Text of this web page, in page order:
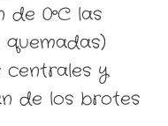
0ºC las
centrales y
de los brotes